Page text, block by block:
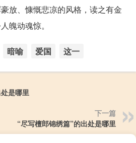
放、慷慨悲凉的风格，读之有金
魄动魂惊。
暗喻 爱国 这一
是哪里
下一篇
“尽写檀郎锦绣篇”的出处是哪里